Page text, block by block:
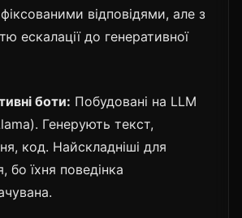
відповідями, але з
ескалації до генеративної
боти: Побудовані на LLM
Генерують текст,
код. Найскладніші для
бо їхня поведінка